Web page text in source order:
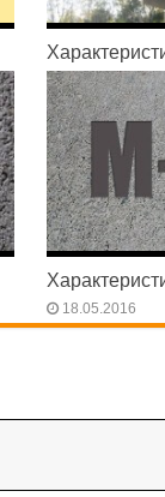
23.06.2016
18.05.2016